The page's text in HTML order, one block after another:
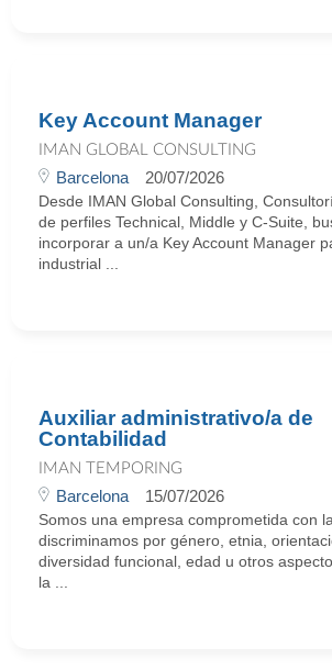
Key Account Manager
IMAN GLOBAL CONSULTING
Barcelona 20/07/2026
Desde IMAN Global Consulting,
de perfiles Technical, Middle y C-Suite,
incorporar a un/a Key Account Manager
industrial ...
Auxiliar administrativo/a de
Contabilidad
IMAN TEMPORING
Barcelona 15/07/2026
Somos una empresa comprometida con
discriminamos por género, etnia,
diversidad funcional, edad u otros
la ...